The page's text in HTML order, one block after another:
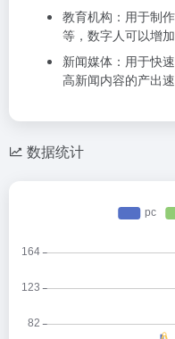
教育机构：用于制
等，数字人可以增
新闻媒体：用于快
高新闻内容的产出速
数据统计